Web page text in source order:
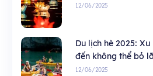
12/06/2025
Du lịch hè 2025:
đến không thể bỏ lỡ
12/06/2025